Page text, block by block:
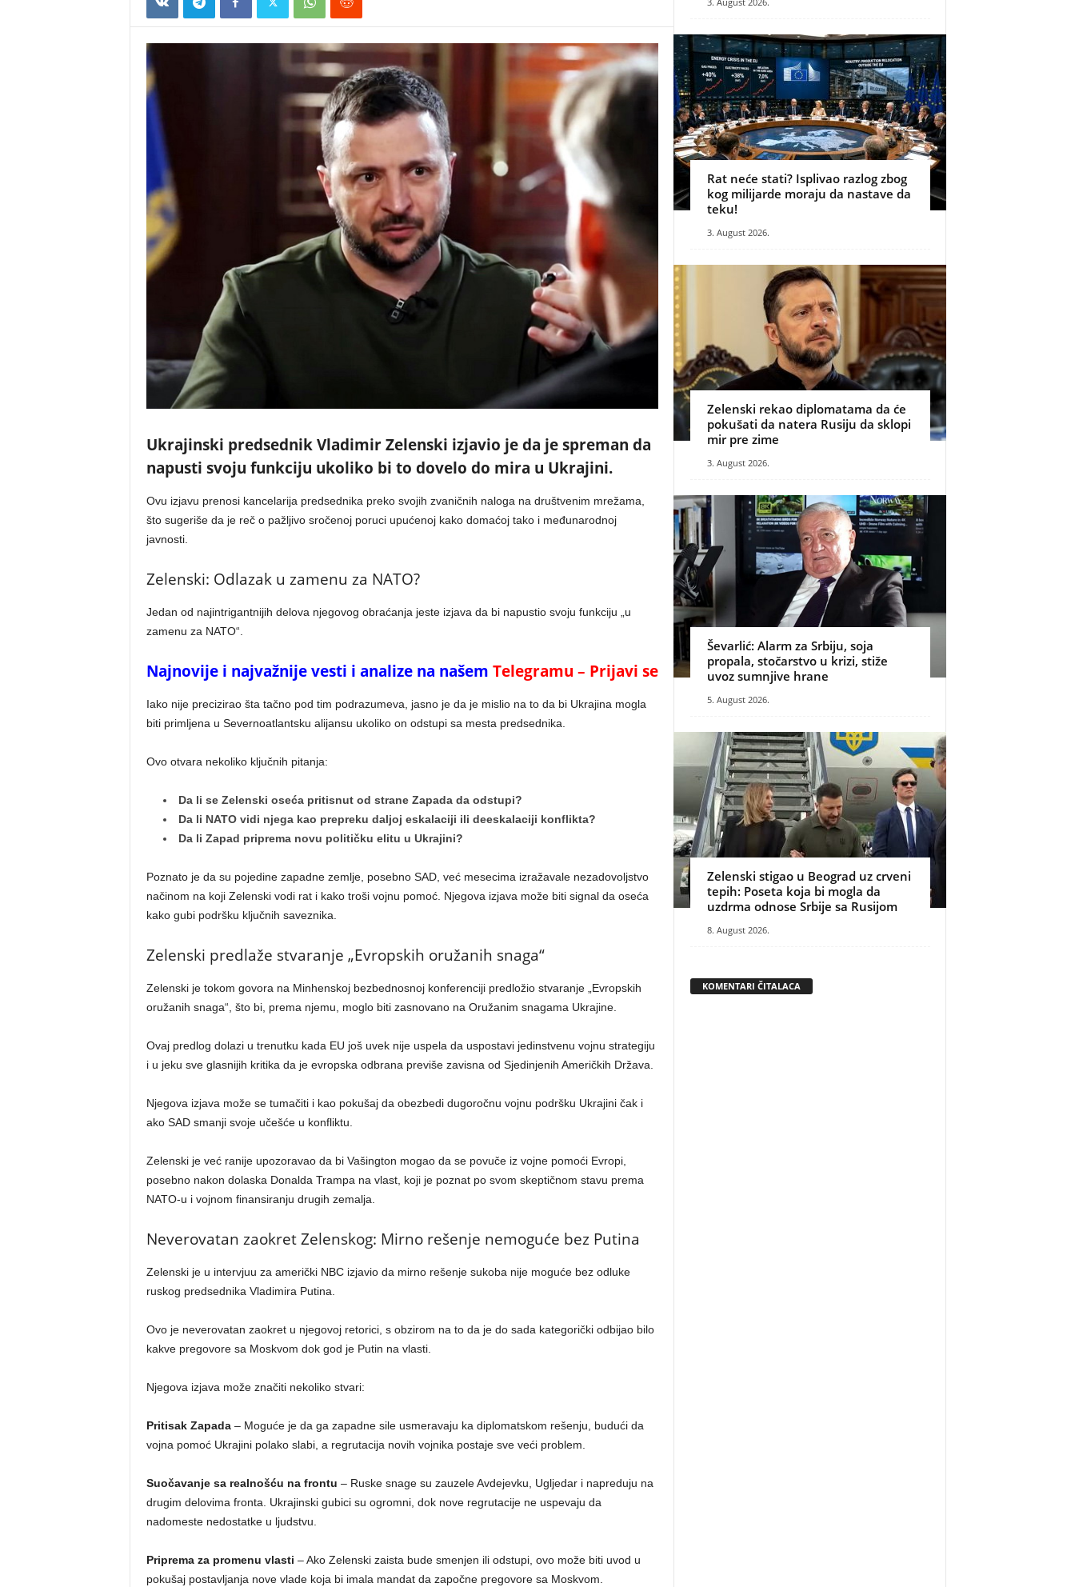
Ukrajinski predsednik Vladimir Zelenski izjavio je da je spreman da
napusti svoju funkciju ukoliko bi to dovelo do mira u Ukrajini.
Ovu izjavu prenosi kancelarija predsednika preko svojih zvaničnih naloga na društvenim mrežama,
što sugeriše da je reč o pažljivo sročenoj poruci upućenoj kako domaćoj tako i međunarodnoj
javnosti.
Zelenski: Odlazak u zamenu za NATO?
Jedan od najintrigantnijih delova njegovog obraćanja jeste izjava da bi napustio svoju funkciju „u
zamenu za NATO“.
Najnovije i najvažnije vesti i analize na našem Telegramu – Prijavi se
Iako nije precizirao šta tačno pod tim podrazumeva, jasno je da je mislio na to da bi Ukrajina mogla
biti primljena u Severnoatlantsku alijansu ukoliko on odstupi sa mesta predsednika.
Ovo otvara nekoliko ključnih pitanja:
Da li se Zelenski oseća pritisnut od strane Zapada da odstupi?
Da li NATO vidi njega kao prepreku daljoj eskalaciji ili deeskalaciji konflikta?
Da li Zapad priprema novu političku elitu u Ukrajini?
Poznato je da su pojedine zapadne zemlje, posebno SAD, već mesecima izražavale nezadovoljstvo
načinom na koji Zelenski vodi rat i kako troši vojnu pomoć. Njegova izjava može biti signal da oseća
kako gubi podršku ključnih saveznika.
Zelenski predlaže stvaranje „Evropskih oružanih snaga“
Zelenski je tokom govora na Minhenskoj bezbednosnoj konferenciji predložio stvaranje „Evropskih
oružanih snaga“, što bi, prema njemu, moglo biti zasnovano na Oružanim snagama Ukrajine.
Ovaj predlog dolazi u trenutku kada EU još uvek nije uspela da uspostavi jedinstvenu vojnu strategiju
i u jeku sve glasnijih kritika da je evropska odbrana previše zavisna od Sjedinjenih Američkih Država.
Njegova izjava može se tumačiti i kao pokušaj da obezbedi dugoročnu vojnu podršku Ukrajini čak i
ako SAD smanji svoje učešće u konfliktu.
Zelenski je već ranije upozoravao da bi Vašington mogao da se povuče iz vojne pomoći Evropi,
posebno nakon dolaska Donalda Trampa na vlast, koji je poznat po svom skeptičnom stavu prema
NATO-u i vojnom finansiranju drugih zemalja.
Neverovatan zaokret Zelenskog: Mirno rešenje nemoguće bez Putina
Zelenski je u intervjuu za američki NBC izjavio da mirno rešenje sukoba nije moguće bez odluke
ruskog predsednika Vladimira Putina.
Ovo je neverovatan zaokret u njegovoj retorici, s obzirom na to da je do sada kategorički odbijao bilo
kakve pregovore sa Moskvom dok god je Putin na vlasti.
Njegova izjava može značiti nekoliko stvari:
Pritisak Zapada– Moguće je da ga zapadne sile usmeravaju ka diplomatskom rešenju, budući da
vojna pomoć Ukrajini polako slabi, a regrutacija novih vojnika postaje sve veći problem.
Suočavanje sa realnošću na frontu – Ruske snage su zauzele Avdejevku, Ugljedar i napreduju na
drugim delovima fronta. Ukrajinski gubici su ogromni, dok nove regrutacije ne uspevaju da
nadomeste nedostatke u ljudstvu.
Priprema za promenu vlasti – Ako Zelenski zaista bude smenjen ili odstupi, ovo može biti uvod u
pokušaj postavljanja nove vlade koja bi imala mandat da započne pregovore sa Moskvom.
Rat neće stati? Isplivao razlog zbog
kog milijarde moraju da nastave da
teku!
3. August 2026.
Zelenski rekao diplomatama da će
pokušati da natera Rusiju da sklopi
mir pre zime
3. August 2026.
Ševarlić: Alarm za Srbiju, soja
propala, stočarstvo u krizi, stiže
uvoz sumnjive hrane
5. August 2026.
Zelenski stigao u Beograd uz crveni
tepih: Poseta koja bi mogla da
uzdrma odnose Srbije sa Rusijom
8. August 2026.
KOMENTARI ČITALACA